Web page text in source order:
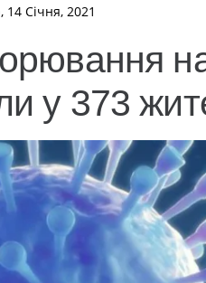
14 Січня, 2021
у 373